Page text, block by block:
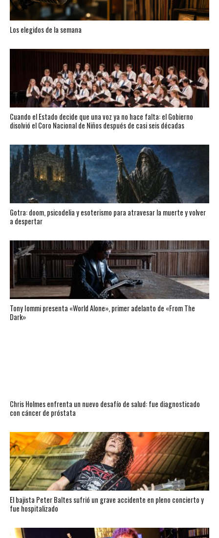
Los elegidos de la semana
Cuando el Estado decide que una voz ya no hace falta: el Gobierno
disolvió el Coro Nacional de Niños después de casi seis décadas
Gotra: doom, psicodelia y esoterismo para atravesar la muerte y volver
a despertar
Tony Iommi presenta «World Alone», primer adelanto de «From The
Dark»
Chris Holmes enfrenta un nuevo desafío de salud: fue diagnosticado
con cáncer de próstata
El bajista Peter Baltes sufrió un grave accidente en pleno concierto y
fue hospitalizado